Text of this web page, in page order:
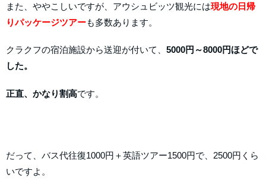
また、ややこしいですが、アウシュビッツ観光には現地の日帰
りパッケージツアーも多数あります。
クラクフの宿泊施設から送迎が付いて、 5000円～8000円ほどで
した。
正直、かなり割高です。
だって、バス代往復1000円＋英語ツアー1500円で、2500円くら
いですよ。